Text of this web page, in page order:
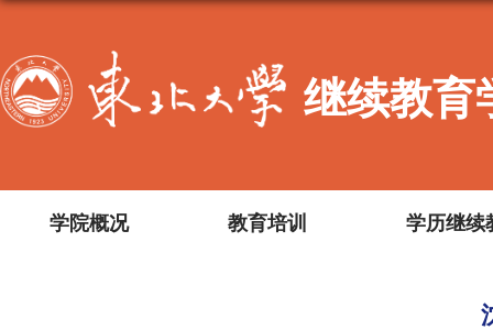
继续教育
学院概况 教育培训 学历继续